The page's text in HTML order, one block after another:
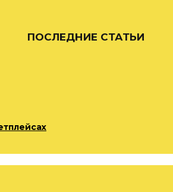
ПОСЛЕДНИЕ СТАТЬИ